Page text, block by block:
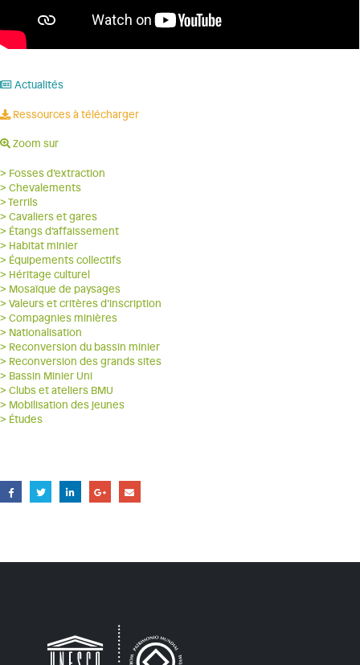
Actualités
Ressources à télécharger
Zoom sur
> Fosses d’extraction
> Chevalements
> Terrils
> Cavaliers et gares
> Étangs d’affaissement
> Habitat minier
> Équipements collectifs
> Héritage culturel
> Mosaïque de paysages
> Valeurs et critères d’inscription
> Compagnies minières
> Nationalisation
> Reconversion du bassin minier
> Reconversion des grands sites
> Bassin Minier Uni
> Clubs et ateliers BMU
> Mobilisation des jeunes
> Études